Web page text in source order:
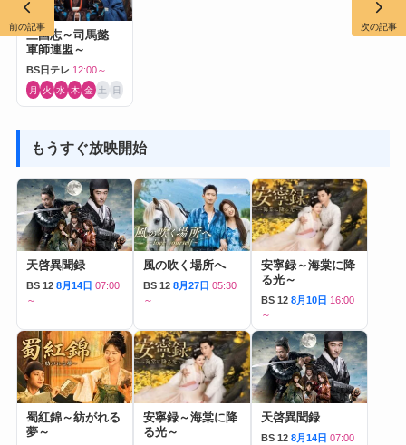
三国志～司馬懿
軍師連盟～
BS日テレ 12:00～
月 火 水 木 金 土 日
もうすぐ放映開始
天啓異聞録
BS 12 8月14日 07:00
～
風の吹く場所へ
BS 12 8月27日 05:30
～
安寧録～海棠に降
る光～
BS 12 8月10日 16:00
～
蜀紅錦～紡がれる
夢～
安寧録～海棠に降
る光～
天啓異聞録
BS 12 8月14日 07:00
前の記事 次の記事